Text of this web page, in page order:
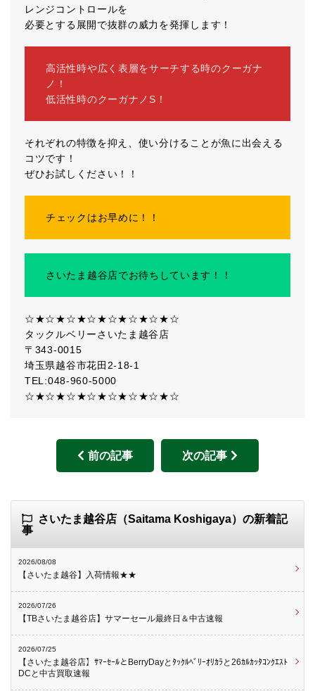
レンジコントロールを
必要とする展開で抜群の威力を発揮します！
高活性時や広く表層をサーチする時のクーガナ
ノ！
低活性時のクーガナノS！
それぞれの特徴を抑え、使い分けることが魚に出会える
コツです！
ぜひお試しください！！
チェックはお早めに！！
さいたま越谷店でお待ちしています！！
☆★☆★☆★☆★☆★☆★☆★☆
タックルベリーさいたま越谷店
〒343-0015
埼玉県越谷市花田2-18-1
TEL:048-960-5000
☆★☆★☆★☆★☆★☆★☆★☆
前の記事 次の記事
さいたま越谷店（Saitama Koshigaya）の新着記
事
2026/08/08
【さいたま越谷】入荷情報★★
2026/07/26
【TBさいたま越谷店】サマーセール最終日＆中古速報
2026/07/25
【さいたま越谷店】ｻﾏｰｾｰﾙとBerryDayとﾀｯｸﾙﾍﾞﾘｰｵﾘｶﾗと26ｶﾙｶｯﾀｺﾝｸｴｽﾄ
DCと中古買取速報